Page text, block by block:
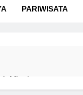
PARIWISATA
Minahasa